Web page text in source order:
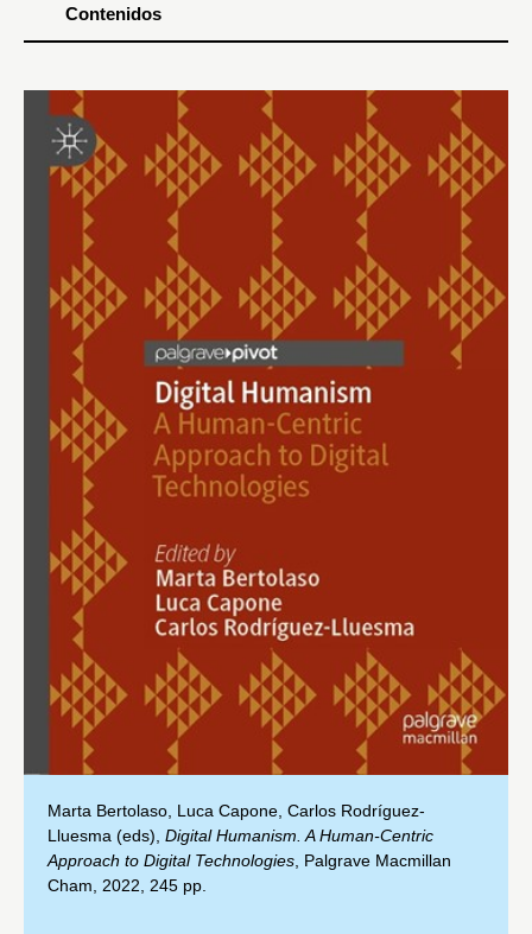
Marta Bertolaso, Luca Capone, Carlos Rodríguez-
Lluesma (eds), Digital Humanism. A Human-Centric
Approach to Digital Technologies , Palgrave Macmillan
Cham, 2022, 245 pp.
Contenidos